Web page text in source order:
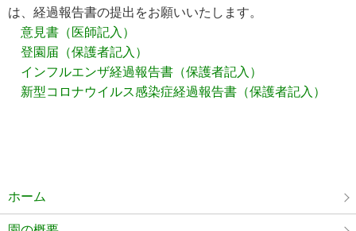
は、経過報告書の提出をお願いいたします。
意見書（医師記入）
登園届（保護者記入）
インフルエンザ経過報告書（保護者記入）
新型コロナウイルス感染症経過報告書（保護者記入）
ホーム